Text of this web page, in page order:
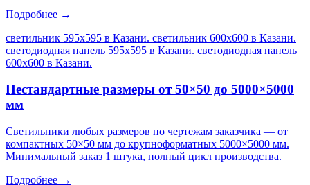
Подробнее →
светильник 595х595 в Казани. светильник 600х600 в Казани.
светодиодная панель 595х595 в Казани. светодиодная панель
600х600 в Казани.
Нестандартные размеры от 50×50 до 5000×5000
мм
Светильники любых размеров по чертежам заказчика — от
компактных 50×50 мм до крупноформатных 5000×5000 мм.
Минимальный заказ 1 штука, полный цикл производства.
Подробнее →